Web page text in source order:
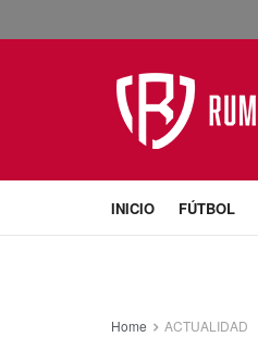
INICIO FÚTBOL
Home ACTUALIDAD